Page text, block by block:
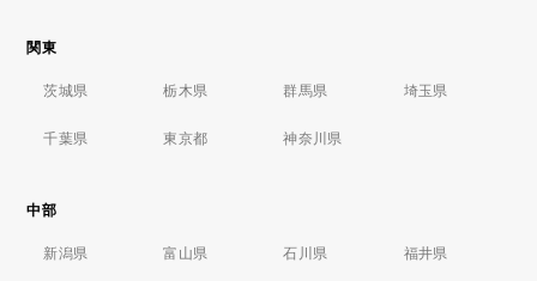
関東
茨城県 栃木県 群馬県 埼玉県
千葉県 東京都 神奈川県
中部
新潟県 富山県 石川県 福井県